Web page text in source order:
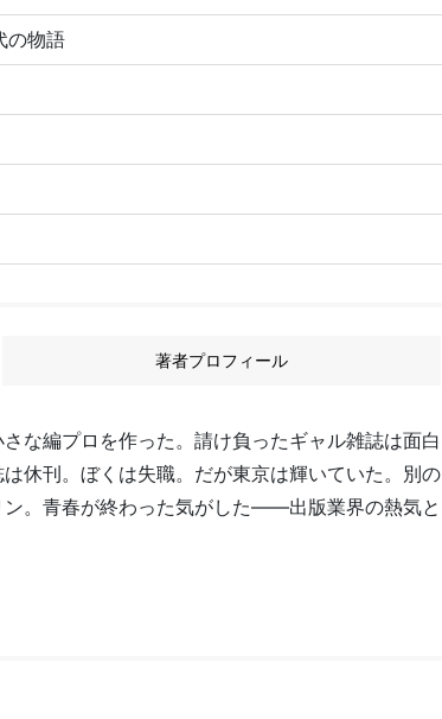
の物語
著者プロフィール
な編プロを作った。請け負ったギャル雑誌は面白
休刊。ぼくは失職。だが東京は輝いていた。別の
。青春が終わった気がした――出版業界の熱気と